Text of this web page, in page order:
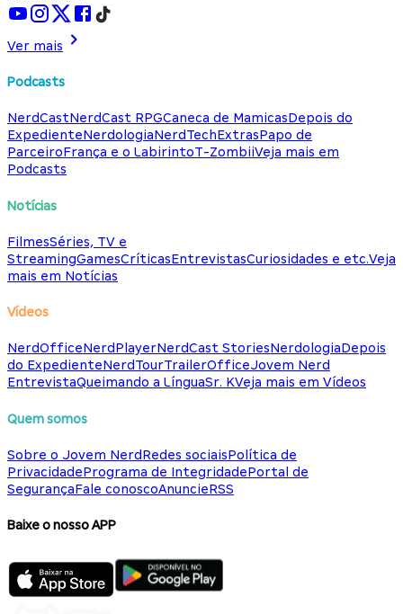
Ver mais
Podcasts
NerdCastNerdCast RPGCaneca de MamicasDepois do
ExpedienteNerdologiaNerdTechExtrasPapo de
ParceiroFrança e o LabirintoT-ZombiiVeja mais em
Podcasts
Notícias
FilmesSéries, TV e
StreamingGamesCríticasEntrevistasCuriosidades e etc.Veja
mais em Notícias
Vídeos
NerdOfficeNerdPlayerNerdCast StoriesNerdologiaDepois
do ExpedienteNerdTourTrailerOfficeJovem Nerd
EntrevistaQueimando a LínguaSr. KVeja mais em Vídeos
Quem somos
Sobre o Jovem NerdRedes sociaisPolítica de
PrivacidadePrograma de IntegridadePortal de
SegurançaFale conoscoAnuncieRSS
Baixe o nosso APP